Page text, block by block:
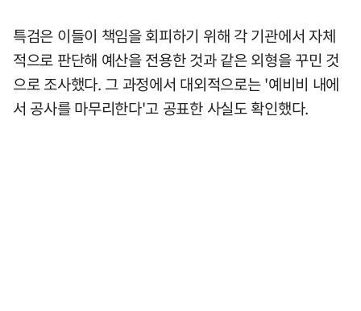
특검은 이들이 책임을 회피하기 위해 각 기관에서 자체
적으로 판단해 예산을 전용한 것과 같은 외형을 꾸민 것
으로 조사했다. 그 과정에서 대외적으로는 '예비비 내에
서 공사를 마무리한다'고 공표한 사실도 확인했다.